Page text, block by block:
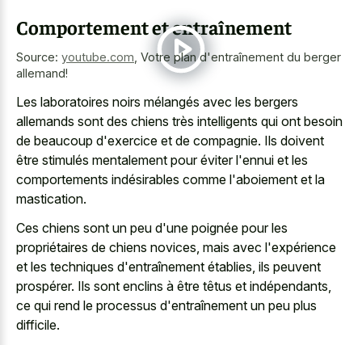
Comportement et entraînement
Source: youtube.com Votre plan d'entraînement du berger
allemand!
Les laboratoires noirs mélangés avec les bergers
allemands sont des chiens très intelligents qui ont besoin
de beaucoup d'exercice et de compagnie. Ils doivent
être stimulés mentalement pour éviter l'ennui et les
comportements indésirables comme l'aboiement et la
mastication.
Ces chiens sont un peu d'une poignée pour les
propriétaires de chiens novices, mais avec l'expérience
et les techniques d'entraînement établies, ils peuvent
prospérer. Ils sont enclins à être têtus et indépendants,
ce qui rend le processus d'entraînement un peu plus
difficile.